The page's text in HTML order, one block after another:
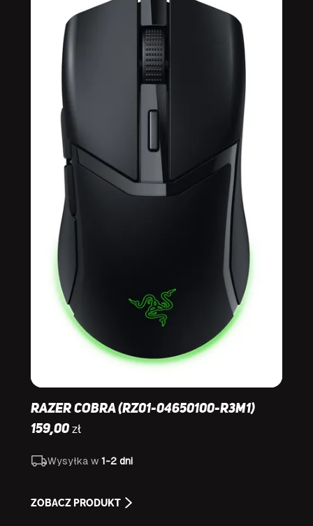
Razer Cobra (RZ01-04650100-R3M1)
159,00 zł
Wysyłka w 1-2 dni
ZOBACZ PRODUKT